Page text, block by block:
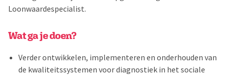
Loonwaardespecialist.
Wat ga je doen?
Verder ontwikkelen, implementeren en onderhouden van
de kwaliteitssystemen voor diagnostiek in het sociale